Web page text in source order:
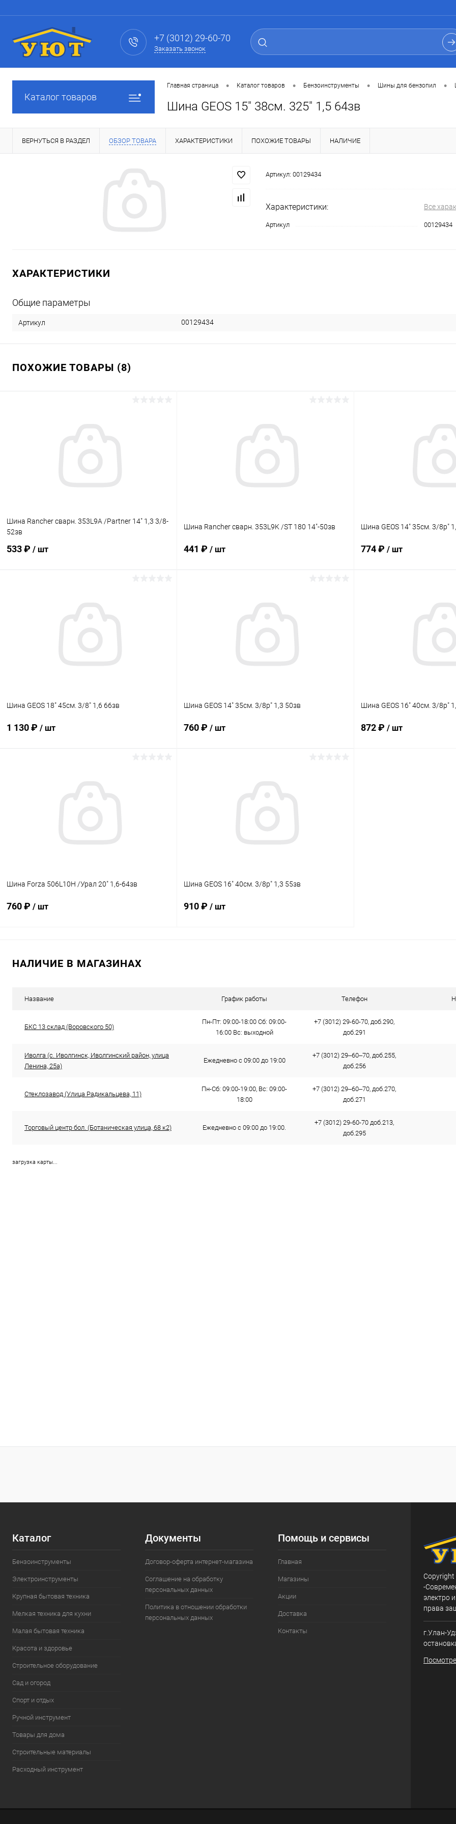
+7 (3012) 29-60-70
Заказать звонок
Каталог товаров
Главная страница • Каталог товаров • Бензоинструменты • Шины для бензопил •
Шина GEOS 15" 38см. 325" 1,5 64зв
ВЕРНУТЬСЯ В РАЗДЕЛ ОБЗОР ТОВАРА ХАРАКТЕРИСТИКИ ПОХОЖИЕ ТОВАРЫ НАЛИЧИЕ
Артикул: 00129434
Характеристики: Все
Артикул 00129434
ХАРАКТЕРИСТИКИ
Общие параметры
Артикул 00129434
ПОХОЖИЕ ТОВАРЫ (8)
Шина Rancher сварн. 353L9A /Partner 14" 1,3 3/8-
52зв
533 ₽ / шт
Шина Rancher сварн. 353L9K /ST 180 14"-50зв
441 ₽ / шт
Шина GEOS 14" 35см. 3/8p"
774 ₽ / шт
Шина GEOS 18" 45см. 3/8" 1,6 66зв
1 130 ₽ / шт
Шина GEOS 14" 35см. 3/8p" 1,3 50зв
760 ₽ / шт
Шина GEOS 16" 40см. 3/8p"
872 ₽ / шт
Шина Forza 506L10H /Урал 20" 1,6-64зв
760 ₽ / шт
Шина GEOS 16" 40см. 3/8p" 1,3 55зв
910 ₽ / шт
НАЛИЧИЕ В МАГАЗИНАХ
Название График работы Телефон
БКС 13 склад (Воровского 50)
Пн-Пт: 09:00-18:00 Сб: 09:00-
16:00 Вс: выходной
+7 (3012) 29-60-70, доб.290,
доб.291
Иволга (с. Иволгинск, Иволгинский район, улица
Ленина, 25а​)
Ежедневно с 09:00 до 19:00
+7 (3012) 29‒60‒70, доб.255,
доб.256
Стеклозавод (​Улица Радикальцева, 11)
Пн-Сб: 09:00-19:00, Вс: 09:00-
18:00
+7 (3012) 29‒60‒70, доб.270,
доб.271
Торговый центр бол. (Ботаническая улица, 68 к2) Ежедневно с 09:00 до 19:00.
+7 (3012) 29-60-70 доб.213,
доб.295
загрузка карты...
Каталог
Бензоинструменты
Электроинструменты
Крупная бытовая техника
Мелкая техника для кухни
Малая бытовая техника
Красота и здоровье
Строительное оборудование
Сад и огород
Спорт и отдых
Ручной инструмент
Товары для дома
Строительные материалы
Расходный инструмент
Документы
Договор-оферта интернет-магазина
Соглашение на обработку
персональных данных
Политика в отношении обработки
персональных данных
Помощь и сервисы
Главная
Магазины
Акции
Доставка
Контакты
-
электро
права
г.Улан-